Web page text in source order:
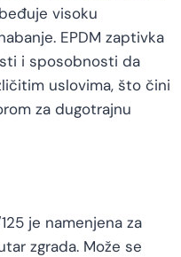
visoku
EPDM zaptivka
i sposobnosti da
uslovima, što čini
za dugotrajnu
je namenjena za
zgrada. Može se